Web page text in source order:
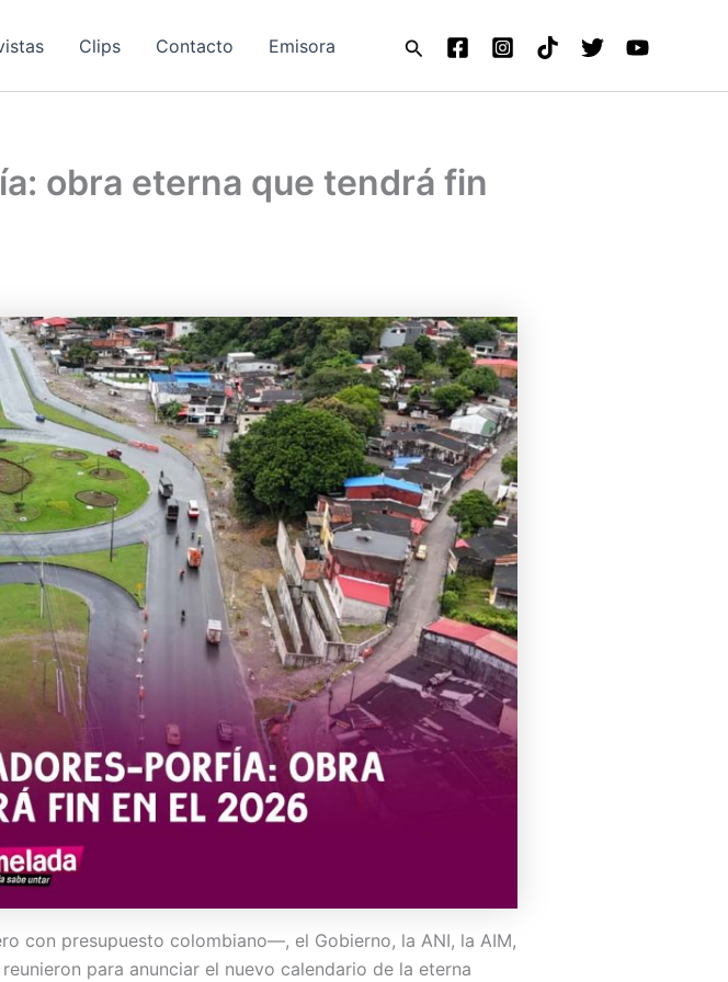
Clips Contacto Emisora Buscar
obra eterna que tendrá fin
con presupuesto colombiano—, el Gobierno, la ANI, la AIM,
para anunciar el nuevo calendario de la eterna